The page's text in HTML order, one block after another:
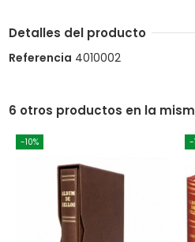
Detalles del producto
Referencia 4010002
6 otros productos en la
-10% -